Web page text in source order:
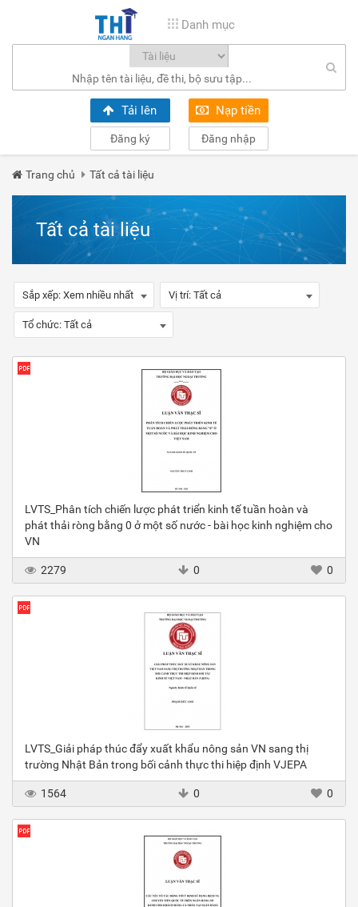
Danh mục
Tải lên Nạp tiền
Đăng ký Đăng nhập
Trang chủ Tất cả tài liệu
Tất cả tài liệu
Sắp xếp: Xem nhiều nhất Vị trí: Tất cả
Tổ chức: Tất cả
LVTS_Phân tích chiến lược phát triển kinh tế tuần hoàn và
phát thải ròng bằng 0 ở một số nước - bài học kinh nghiệm cho
VN
2279 0 0
LVTS_Giải pháp thúc đẩy xuất khẩu nông sản VN sang thị
trường Nhật Bản trong bối cảnh thực thi hiệp định VJEPA
1564 0 0